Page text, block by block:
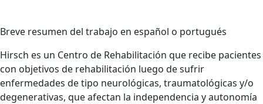
Breve resumen del trabajo en español o portugués
Hirsch es un Centro de Rehabilitación que recibe pacientes
con objetivos de rehabilitación luego de sufrir
enfermedades de tipo neurológicas, traumatológicas y/o
degenerativas, que afectan la independencia y autonomía